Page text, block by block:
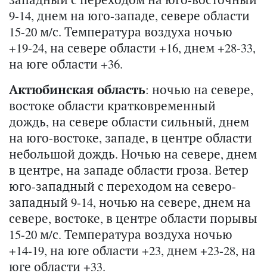
9-14, днем на юго-западе, севере области
15-20 м/с. Температура воздуха ночью
+19-24, на севере области +16, днем +28-33,
на юге области +36.
Актюбинская область: ночью на севере,
востоке области кратковременный
дождь, на севере области сильный, днем
на юго-востоке, западе, в центре области
небольшой дождь. Ночью на севере, днем
в центре, на западе области гроза. Ветер
юго-западный с переходом на северо-
западный 9-14, ночью на севере, днем на
севере, востоке, в центре области порывы
15-20 м/с. Температура воздуха ночью
+14-19, на юге области +23, днем +23-28, на
юге области +33.